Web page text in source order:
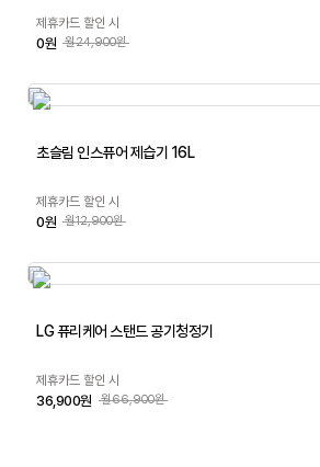
제휴카드 할인 시
0원 월24,900원
초슬림 인스퓨어 제습기 16L
제휴카드 할인 시
0원 월12,900원
LG 퓨리케어 스탠드 공기청정기
제휴카드 할인 시
36,900원 월66,900원